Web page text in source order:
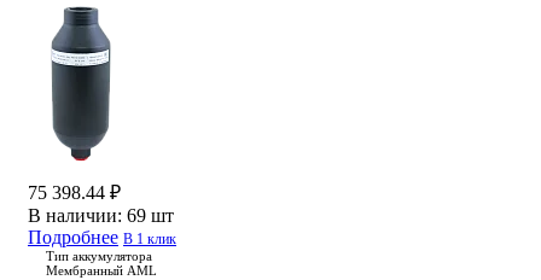
75 398.44 ₽
В наличии: 69 шт
Подробнее В 1 клик
Тип аккумулятора
Мембранный AML